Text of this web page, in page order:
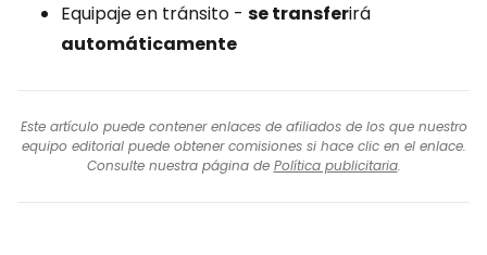
Equipaje en tránsito - se transferirá
automáticamente
Este artículo puede contener enlaces de afiliados de los que nuestro
equipo editorial puede obtener comisiones si hace clic en el enlace.
Consulte nuestra página de Política publicitaria.